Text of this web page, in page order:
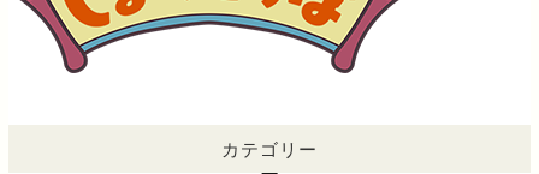
カテゴリー